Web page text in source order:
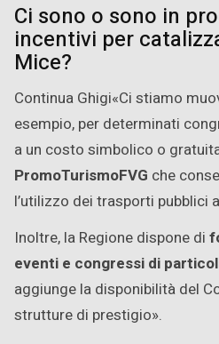
Ci sono o sono in
incentivi per
Mice?
Continua Ghigi«Ci stiamo
esempio, per determinati
a un costo simbolico o
PromoTurismoFVG che
l’utilizzo dei trasporti pubblici
Inoltre, la Regione dispone di
eventi e congressi di
aggiunge la disponibilità del
strutture di prestigio».